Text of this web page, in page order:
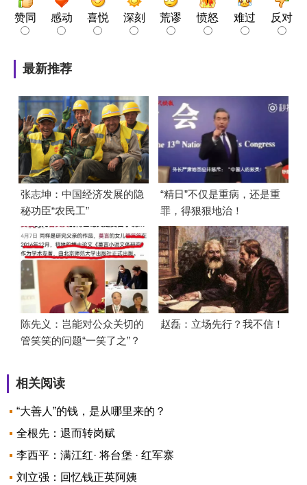
赞同 感动 喜悦 深刻 荒谬 愤怒 难过 反对
最新推荐
张志坤：中国经济发展的隐
秘功臣“农民工”
“精日”不仅是重病，还是重
罪，得狠狠地治！
陈先义：岂能对公众关切的
管笑笑的问题“一笑了之”？
赵磊：立场先行？我不信！
相关阅读
“大善人”的钱，是从哪里来的？
全根先：退而转岗赋
李西平：满江红· 将台堡 · 红军寨
刘立强：回忆钱正英阿姨